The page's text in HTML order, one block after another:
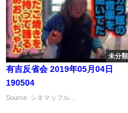
未分類
有吉反省会 2019年05月04日
190504
Source: シネマッフル...